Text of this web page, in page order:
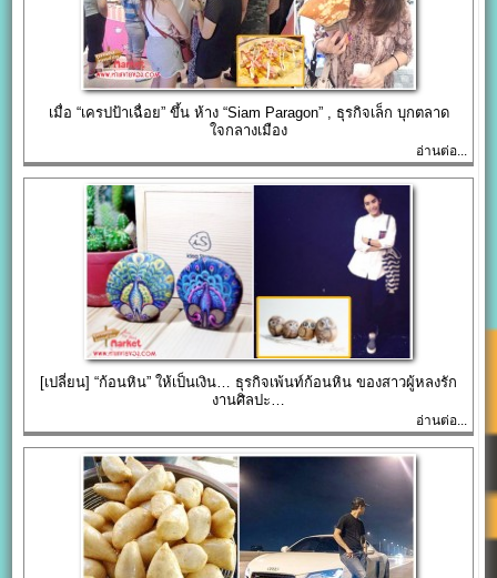
เมื่อ “เครปป้าเฉื่อย” ขึ้น ห้าง “Siam Paragon” , ธุรกิจเล็ก บุกตลาด
ใจกลางเมือง
อ่านต่อ...
[เปลี่ยน] “ก้อนหิน” ให้เป็นเงิน… ธุรกิจเพ้นท์ก้อนหิน ของสาวผู้หลงรัก
งานศิลปะ…
อ่านต่อ...